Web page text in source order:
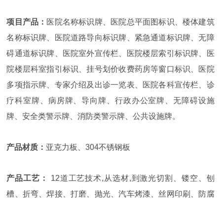
项目产品： 医院名称标识牌、医院总平面图标识、楼体建筑
名称标识牌、医院道路导向标识牌、紧急通道标识牌、无障
碍通道标识牌、医院室外宣传栏、医院楼层索引标识牌、医
院楼层科室指引标识、挂号划价收费药房等窗口标识、医院
多项指示牌、专家介绍及出诊一览表、医院各科宣传栏、诊
疗科室牌、病房牌、导向牌、行政办公室牌、无障碍设施
牌、安全类警示牌、消防类警示牌、公共设施牌。
产品材质： 亚克力板、304不锈钢板
产品工艺：
12道工艺技术,从选材,到激光切割、镂空、刨
槽、折弯、焊接、打磨、抛光、汽车烤漆、丝网印刷、防腐